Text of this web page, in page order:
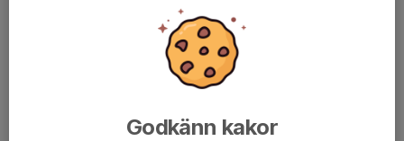
Godkänn kakor